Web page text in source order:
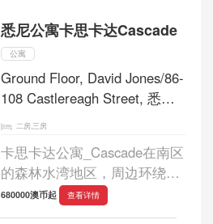
保护区以及湿地，派瑞阁别墅
_Paragon致...
悉尼公寓卡思卡达Cascade
公寓
Ground Floor, David Jones/86-
108 Castlereagh Street, 悉尼
新南威尔士州
二房,三房
卡思卡达公寓_Cascade在南区
的森林水湾地区，周边环绕着
巨大的植物学湾，许多区域沿
乔治河，及哈金港展开，使得
680000澳币起 查看详情